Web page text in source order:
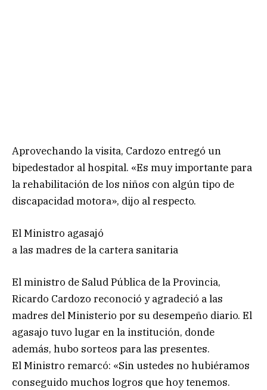
Aprovechando la visita, Cardozo entregó un
bipedestador al hospital. «Es muy importante para
la rehabilitación de los niños con algún tipo de
discapacidad motora», dijo al respecto.
El Ministro agasajó
a las madres de la cartera sanitaria
El ministro de Salud Pública de la Provincia,
Ricardo Cardozo reconoció y agradeció a las
madres del Ministerio por su desempeño diario. El
agasajo tuvo lugar en la institución, donde
además, hubo sorteos para las presentes.
El Ministro remarcó: «Sin ustedes no hubiéramos
conseguido muchos logros que hoy tenemos.